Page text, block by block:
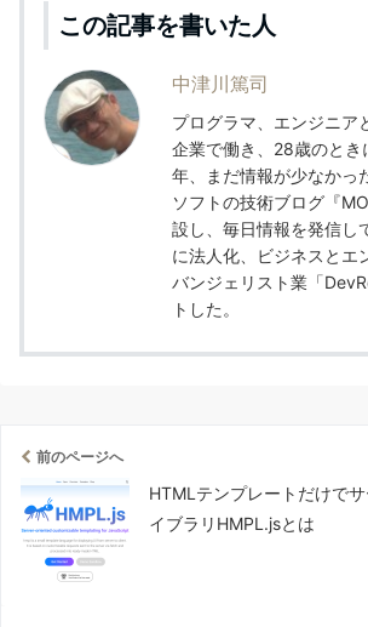
この記事を書いた人
中津川篤司
プログラマ、エンジニア
企業で働き、28歳のと
年、まだ情報が少なかっ
ソフトの技術ブログ『
設し、毎日情報を発信し
に法人化、ビジネスとエ
バンジェリスト業「
トした。
前のページへ
HTMLテンプレートだけで
イブラリHMPL.jsとは